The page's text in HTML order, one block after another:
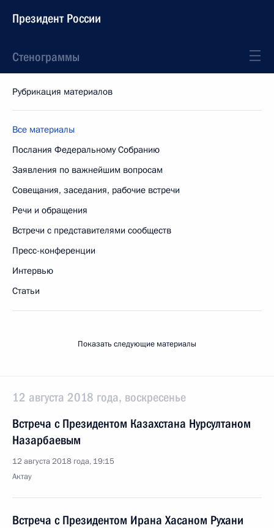
Президент России
Стенограммы
Рубрикация материалов
Все материалы
Послания Федеральному Собранию
Заявления по важнейшим вопросам
Совещания, заседания, рабочие встречи
Речи и обращения
Встречи с представителями сообществ
Пресс-конференции
Интервью
Статьи
Показать следующие материалы
12 августа 2018 года, воскресенье
Встреча с Президентом Казахстана Нурсултаном
Назарбаевым
12 августа 2018 года, 19:15
Актау
Встреча с Президентом Ирана Хасаном Рухани